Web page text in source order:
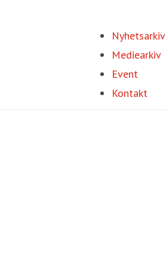
Nyhetsarkiv
Mediearkiv
Event
Kontakt